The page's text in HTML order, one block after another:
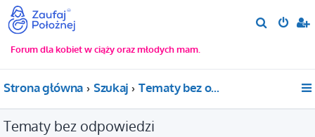
j
Forum dla kobiet w ciąży oraz młodych mam.
Strona główna Szukaj Tematy bez odpowiedzi
Tematy bez odpowiedzi